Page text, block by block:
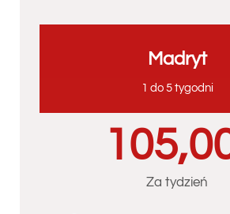
Madryt
1 do 5 tygodni
Za tydzień